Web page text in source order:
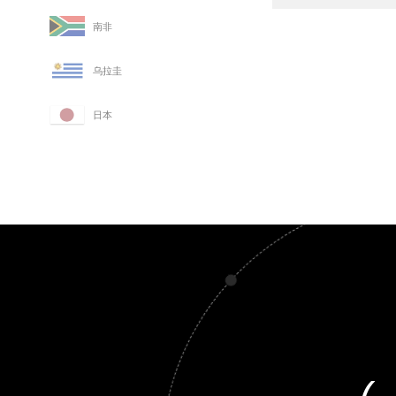
南非
乌拉圭
日本